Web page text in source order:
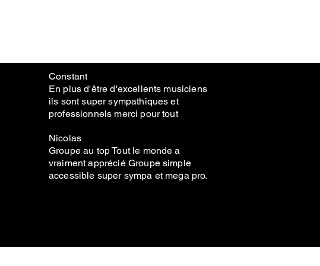
Constant
En plus d'être d'excellents musiciens
ils sont super sympathiques et
professionnels merci pour tout
Nicolas
Groupe au top Tout le monde a
vraiment apprécié Groupe simple
accessible super sympa et mega pro.